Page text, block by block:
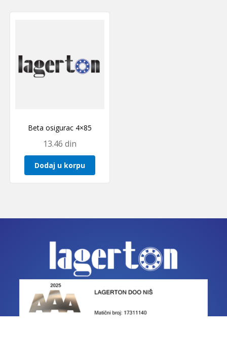
Beta osigurac 4×85
13.46 din
Dodaj u korpu